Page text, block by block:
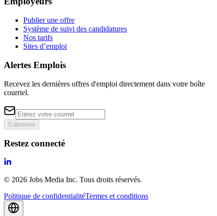
Publier une offre
Système de suivi des candidatures
Nos tarifs
Sites d’emploi
Alertes Emplois
Recevez les dernières offres d'emploi directement dans votre boîte
courriel.
S'abonner
Restez connecté
© 2026 Jobs Media Inc. Tous droits réservés.
Politique de confidentialitéTermes et conditions